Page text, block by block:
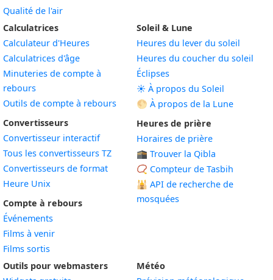
Qualité de l'air
Calculatrices
Calculateur d'Heures
Calculatrices d'âge
Minuteries de compte à
rebours
Outils de compte à rebours
Convertisseurs
Convertisseur interactif
Tous les convertisseurs TZ
Convertisseurs de format
Heure Unix
Compte à rebours
Événements
Films à venir
Films sortis
Soleil & Lune
Heures du lever du soleil
Heures du coucher du soleil
Éclipses
☀️ À propos du Soleil
🌕 À propos de la Lune
Heures de prière
Horaires de prière
🕋 Trouver la Qibla
📿 Compteur de Tasbih
🕌 API de recherche de
mosquées
Outils pour webmasters
Météo